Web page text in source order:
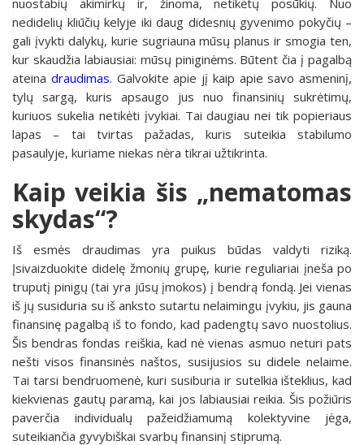
nedidelių kliūčių kelyje iki daug didesnių gyvenimo pokyčių –
gali įvykti dalykų, kurie sugriauna mūsų planus ir smogia ten,
kur skaudžia labiausiai: mūsų piniginėms. Būtent čia į pagalbą
ateina draudimas. Galvokite apie jį kaip apie savo asmeninį,
tylų sargą, kuris apsaugo jus nuo finansinių sukrėtimų,
kuriuos sukelia netikėti įvykiai. Tai daugiau nei tik popieriaus
lapas – tai tvirtas pažadas, kuris suteikia stabilumo
pasaulyje, kuriame niekas nėra tikrai užtikrinta.
Kaip veikia šis „nematomas
skydas“?
Iš esmės draudimas yra puikus būdas valdyti riziką.
Įsivaizduokite didelę žmonių grupę, kurie reguliariai įneša po
truputį pinigų (tai yra jūsų įmokos) į bendrą fondą. Jei vienas
iš jų susiduria su iš anksto sutartu nelaimingu įvykiu, jis gauna
finansinę pagalbą iš to fondo, kad padengtų savo nuostolius.
Šis bendras fondas reiškia, kad nė vienas asmuo neturi pats
nešti visos finansinės naštos, susijusios su didele nelaime.
Tai tarsi bendruomenė, kuri susiburia ir sutelkia išteklius, kad
kiekvienas gautų paramą, kai jos labiausiai reikia. Šis požiūris
paverčia individualų pažeidžiamumą kolektyvine jėga,
suteikiančia gyvybiškai svarbų finansinį stiprumą.